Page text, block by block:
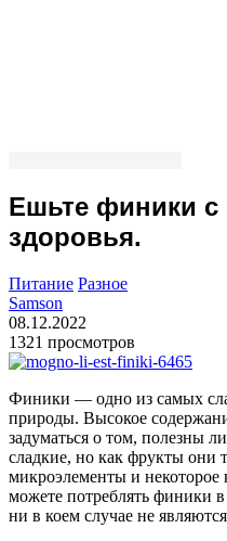
Ешьте финики с
здоровья.
Питание Разное
Samson
08.12.2022
1321 просмотров
Финики — одно из самых
природы. Высокое
задуматься о том, полезны
сладкие, но как фрукты они
микроэлементы и некоторое
можете потреблять финики
ни в коем случае не